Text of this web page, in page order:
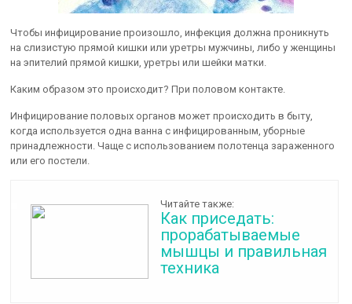
Чтобы инфицирование произошло, инфекция должна проникнуть
на слизистую прямой кишки или уретры мужчины, либо у женщины
на эпителий прямой кишки, уретры или шейки матки.
Каким образом это происходит? При половом контакте.
Инфицирование половых органов может происходить в быту,
когда используется одна ванна с инфицированным, уборные
принадлежности. Чаще с использованием полотенца зараженного
или его постели.
Читайте также:
Как приседать:
прорабатываемые
мышцы и правильная
техника